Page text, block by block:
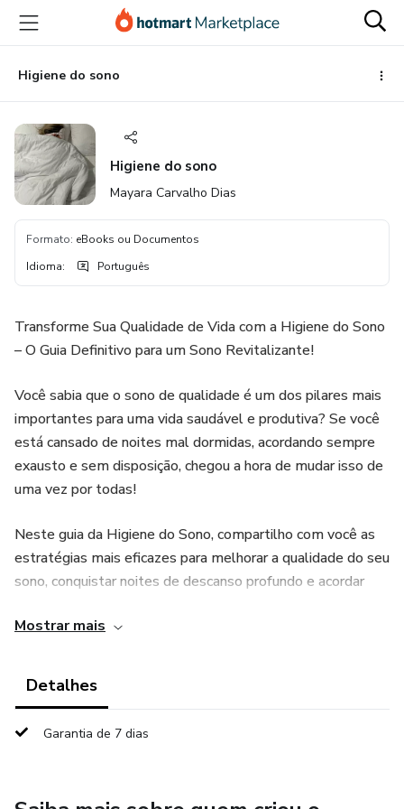
para
conteúdo
principal
para
pagamento
para
rodapéHigiene do sono
Higiene do sono
Mayara Carvalho Dias
Formato: eBooks ou Documentos
Idioma: Português
Transforme Sua Qualidade de Vida com a Higiene do Sono
– O Guia Definitivo para um Sono Revitalizante!
Você sabia que o sono de qualidade é um dos pilares mais
importantes para uma vida saudável e produtiva? Se você
está cansado de noites mal dormidas, acordando sempre
exausto e sem disposição, chegou a hora de mudar isso de
uma vez por todas!
Neste guia da Higiene do Sono, compartilho com você as
estratégias mais eficazes para melhorar a qualidade do seu
sono, conquistar noites de descanso profundo e acordar
- Como criar uma rotina de sono eficiente: Descubra os
sono mais tranquilo.
Mostrar mais
Detalhes
Garantia de 7 dias